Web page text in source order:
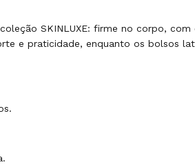
SKINLUXE: firme no corpo,
e praticidade, enquanto os bolsos